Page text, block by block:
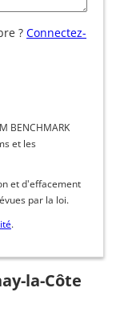
? Connectez-
BENCHMARK
et les
et d'effacement
par la loi.
.
la-Côte